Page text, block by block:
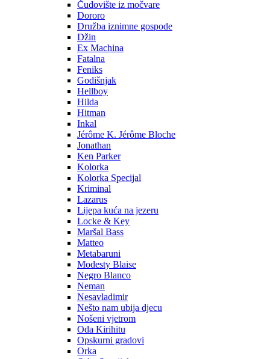
Čudovište iz močvare
Dororo
Družba iznimne gospode
Džin
Ex Machina
Fatalna
Feniks
Godišnjak
Hellboy
Hilda
Hitman
Inkal
Jérôme K. Jérôme Bloche
Jonathan
Ken Parker
Kolorka
Kolorka Specijal
Kriminal
Lazarus
Lijepa kuća na jezeru
Locke & Key
Maršal Bass
Matteo
Metabaruni
Modesty Blaise
Negro Blanco
Neman
Nesavladimir
Nešto nam ubija djecu
Nošeni vjetrom
Oda Kirihitu
Opskurni gradovi
Orka